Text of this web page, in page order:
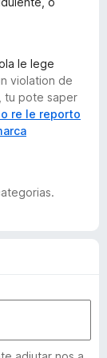
le lege
violation de
tu pote saper
re le reporto